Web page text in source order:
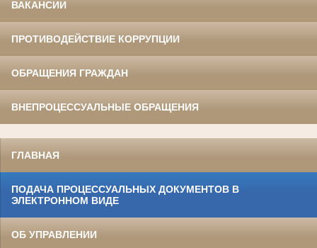
ВАКАНСИИ
ПРОТИВОДЕЙСТВИЕ КОРРУПЦИИ
ОБРАЩЕНИЯ ГРАЖДАН
ВНЕПРОЦЕССУАЛЬНЫЕ ОБРАЩЕНИЯ
ГЛАВНАЯ
ПОДАЧА ПРОЦЕССУАЛЬНЫХ ДОКУМЕНТОВ В
ЭЛЕКТРОННОМ ВИДЕ
ОБ УПРАВЛЕНИИ